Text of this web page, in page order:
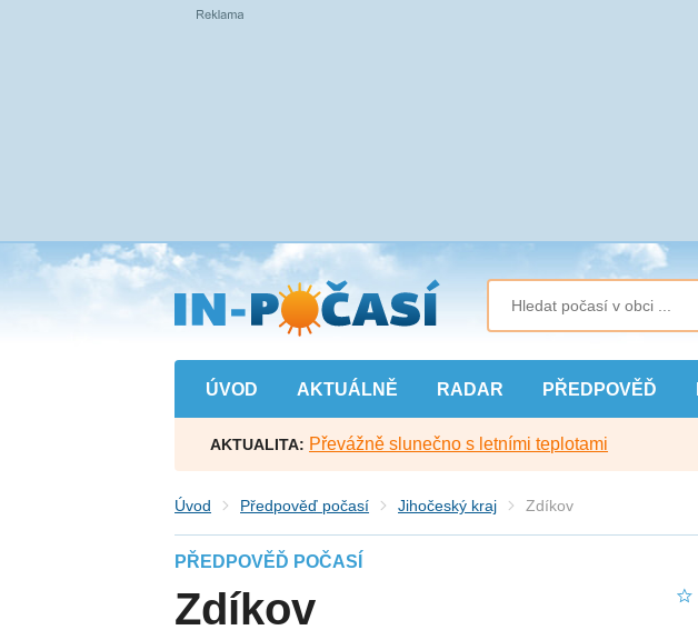
Přejít
na
hlavní
obsah
ÚVOD AKTUÁLNĚ RADAR PŘEDPOVĚĎ
AKTUALITA: Převážně slunečno s letními teplotami
Úvod Předpověď počasí Jihočeský kraj Zdíkov
PŘEDPOVĚĎ POČASÍ
Zdíkov